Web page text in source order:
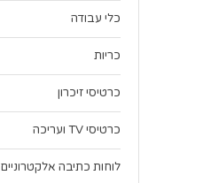
כלי עבודה
כריות
כרטיסי זיכרון
כרטיסי TV ועריכה
לוחות כתיבה אלקטרוניים